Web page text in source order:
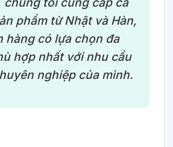
phẩm từ Nhật và Hàn,
hàng có lựa chọn đa
hợp nhất với nhu cầu
nghiệp của mình.